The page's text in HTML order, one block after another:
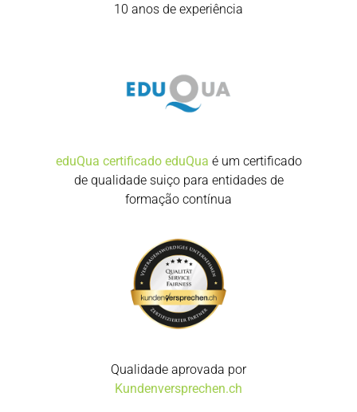
10 anos de experiência
eduQua certificado eduQua é um certificado
de qualidade suiço para entidades de
formação contínua
Qualidade aprovada por
Kundenversprechen.ch